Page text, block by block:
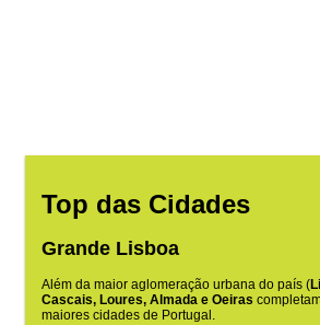
Top das Cidades
Grande Lisboa
Além da maior aglomeração urbana do país (
Cascais, Loures, Almada e Oeiras
maiores cidades de Portugal.